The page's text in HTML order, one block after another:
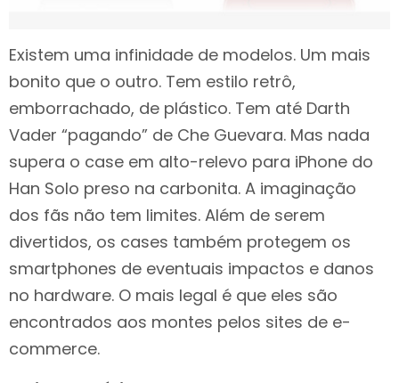
Existem uma infinidade de modelos. Um mais
bonito que o outro. Tem estilo retrô,
emborrachado, de plástico. Tem até Darth
Vader “pagando” de Che Guevara. Mas nada
supera o case em alto-relevo para iPhone do
Han Solo preso na carbonita. A imaginação
dos fãs não tem limites. Além de serem
divertidos, os cases também protegem os
smartphones de eventuais impactos e danos
no hardware. O mais legal é que eles são
encontrados aos montes pelos sites de e-
commerce.